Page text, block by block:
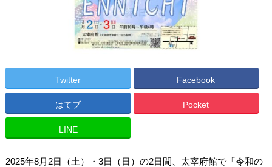
Twitter Facebook
はてブ Pocket
LINE
2025年8月2日（土）・3日（日）の2日間、太宰府館で「令和の